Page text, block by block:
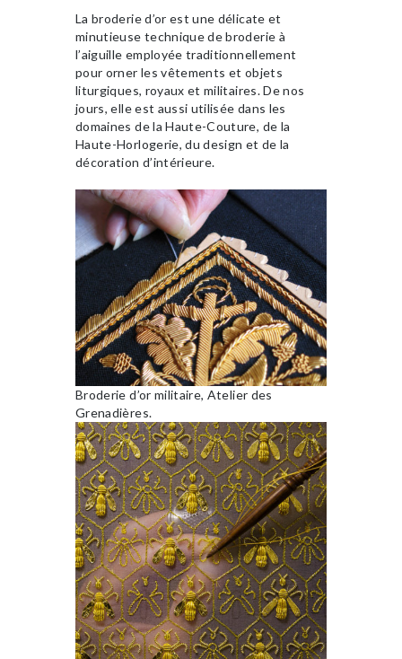
La broderie d’or est une délicate et
minutieuse technique de broderie à
l’aiguille employée traditionnellement
pour orner les vêtements et objets
liturgiques, royaux et militaires. De nos
jours, elle est aussi utilisée dans les
domainesde la Haute-Couture, de la
Haute-Horlogerie, du design et de la
décoration d’intérieure.
Broderie d’or militaire, Atelier des
Grenadières.